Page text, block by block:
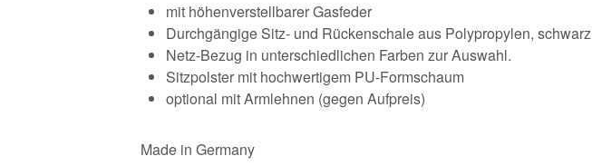
mit höhenverstellbarer Gasfeder
Durchgängige Sitz- und Rückenschale aus Polypropylen, schwarz
Netz-Bezug in unterschiedlichen Farben zur Auswahl.
Sitzpolster mit hochwertigem PU-Formschaum
optional mit Armlehnen (gegen Aufpreis)
Made in Germany